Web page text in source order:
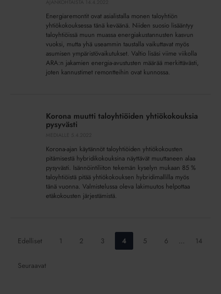
Energiaremontit ovat asialistalla monen taloyhtiön
yhtiökokouksessa tänä keväänä. Niiden suosio lisääntyy
taloyhtiöissä muun muassa energiakustannusten kasvun
vuoksi, mutta yhä useammin taustalla vaikuttavat myös
asumisen ympäristövaikutukset. Valtio lisäsi viime viikolla
ARA:n jakamien energia-avustusten määrää merkittävästi,
joten kannustimet remontteihin ovat kunnossa.
taloyhtiöiden
yhtiökokouksia
Korona muutti taloyhtiöiden yhtiökokouksia
pysyvästi
Korona-ajan käytännöt taloyhtiöiden yhtiökokousten
pitämisestä hybridikokouksina näyttävät muuttaneen alaa
pysyvästi. Isännöintiliiton tekemän kyselyn mukaan 85 %
taloyhtiöistä pitää yhtiökokouksen hybridimallilla myös
tänä vuonna. Valmistelussa oleva lakimuutos helpottaa
etäkokousten järjestämistä.
Edelliset
Siirry
1
Siirry
2
Siirry
sivulle:
3
Siirry
sivulle:
4
Siirry
5
Siirry
6 …
Siirry
14
Seuraavat